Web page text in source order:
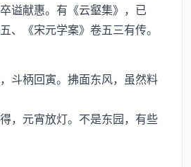
谥献惠。有《云壑集》，已
、《宋元学案》卷五三有传。
斗柄回寅。拂面东风，虽然料
，元宵放灯。不是东园，有些